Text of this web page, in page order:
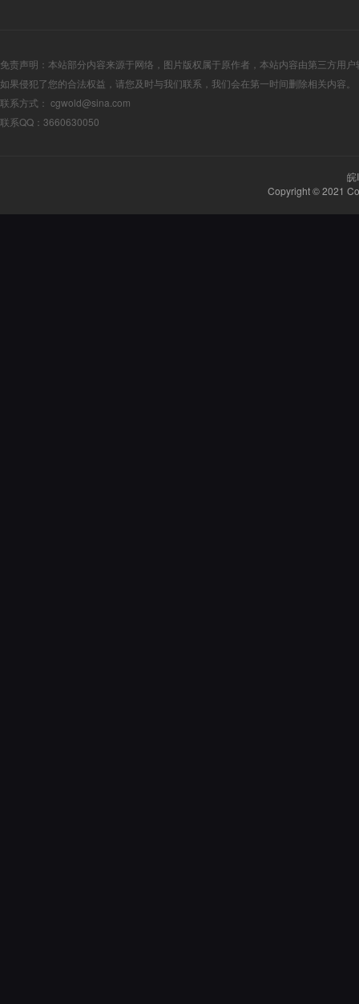
免责声明：本站部分内容来源于网络，图片版权属于原作者，本站内容由第三方用
如果侵犯了您的合法权益，请您及时与我们联系，我们会在第一时间删除相关内容。
联系方式： cgwold@sina.com
联系QQ：3660630050
Copyright © 2021